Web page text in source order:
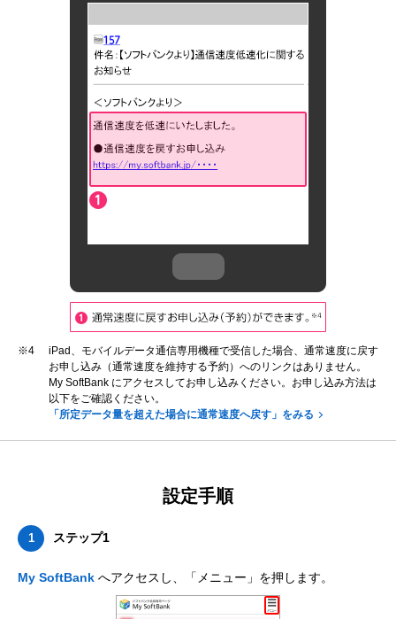
※4
iPad、モバイルデータ通信専用機種で受信した場合、通常速度に戻す
お申し込み（通常速度を維持する予約）へのリンクはありません。
My SoftBank にアクセスしてお申し込みください。お申し込み方法は
以下をご確認ください。
「所定データ量を超えた場合に通常速度へ戻す」をみる
設定手順
1 ステップ1
My SoftBank へアクセスし、「メニュー」を押します。